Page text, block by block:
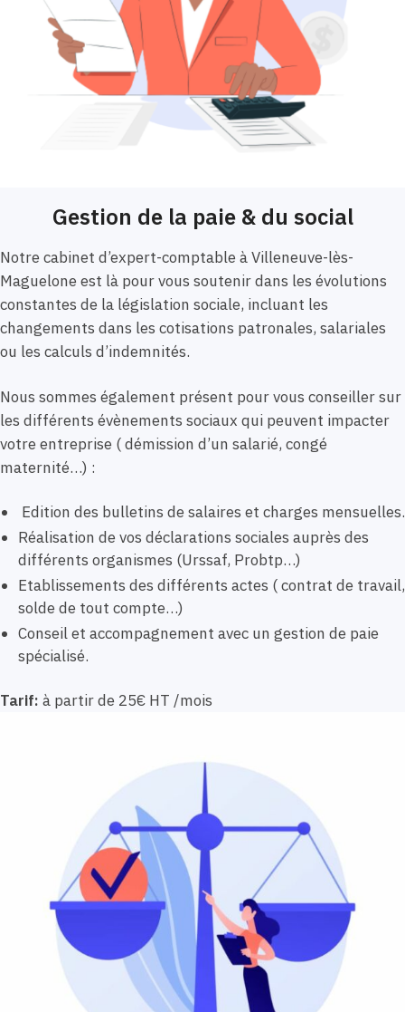
Gestion de la paie & du social
Notre cabinet d’expert-comptable à Villeneuve-lès-
Maguelone est là pour vous soutenir dans les évolutions
constantes de la législation sociale, incluant les
changements dans les cotisations patronales, salariales
ou les calculs d’indemnités.
Nous sommes également présent pour vous conseiller sur
les différents évènements sociaux qui peuvent impacter
votre entreprise ( démission d’un salarié, congé
maternité…) :
Edition des bulletins de salaires et charges mensuelles.
Réalisation de vos déclarations sociales auprès des
différents organismes (Urssaf, Probtp…)
Etablissements des différents actes ( contrat de travail,
solde de tout compte…)
Conseil et accompagnement avec un gestion de paie
spécialisé.
Tarif: à partir de 25€ HT /mois